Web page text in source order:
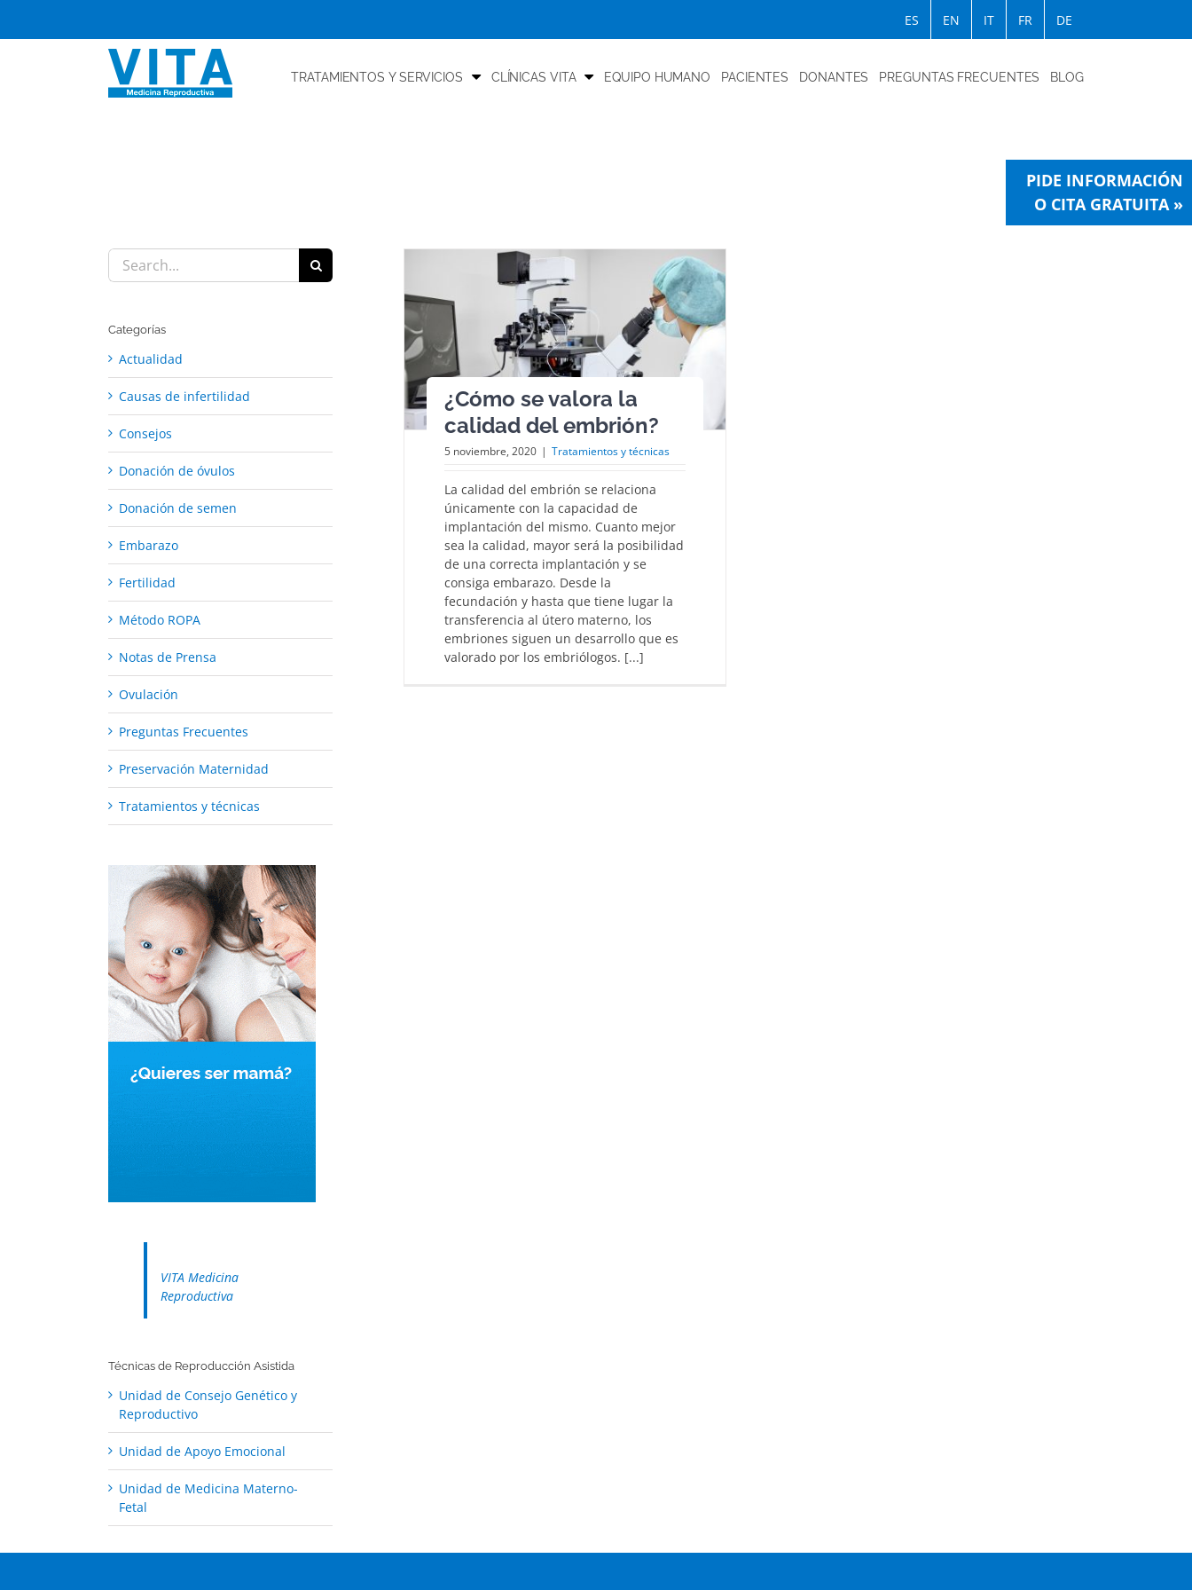
ES EN IT FR DE
TRATAMIENTOS Y SERVICIOS CLÍNICAS VITA EQUIPO HUMANO PACIENTES DONANTES PREGUNTAS FRECUENTES BLOG
PIDE INFORMACIÓN
O CITA GRATUITA »
¿Cómo se valora la
calidad del embrión?
5 noviembre, 2020 | Tratamientos y técnicas
La calidad del embrión se relaciona
únicamente con la capacidad de
implantación del mismo. Cuanto mejor
sea la calidad, mayor será la posibilidad
de una correcta implantación y se
consiga embarazo. Desde la
fecundación y hasta que tiene lugar la
transferencia al útero materno, los
embriones siguen un desarrollo que es
valorado por los embriólogos. [...]
Search
for:
Categorías
Actualidad
Causas de infertilidad
Consejos
Donación de óvulos
Donación de semen
Embarazo
Fertilidad
Método ROPA
Notas de Prensa
Ovulación
Preguntas Frecuentes
Preservación Maternidad
Tratamientos y técnicas
VITA Medicina
Reproductiva
Técnicas de Reproducción Asistida
Unidad de Consejo Genético y
Reproductivo
Unidad de Apoyo Emocional
Unidad de Medicina Materno-
Fetal